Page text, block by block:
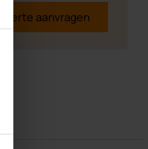
Offerte aanvragen